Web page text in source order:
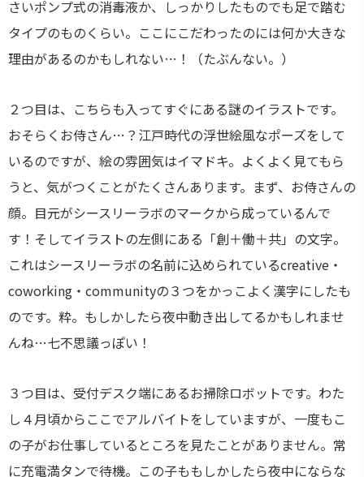
さいポンプ式の消毒液か、しっかりしたものでも足で踏む
タイプのものくらい。ここにこだわったのには何か大きな
理由があるのかもしれない…！（たぶんない。）
２つ目は、こちらも入ってすぐにある謎のイラストです。
おそらくお侍さん…？江戸時代の浮世絵風なポーズをして
いるのですが、絵の雰囲気はイマドキ。よくよく見てもら
うと、気がつくことがたくさんあります。まず、お侍さんの
顔。目元がシースリーラボのマークから成っているんで
す！そしてイラストの左側にある「創＋働＋共」の文字。
これはシースリーラボの名前に込められているcreative・
coworking・communityの３つをかっこよく漢字にしたも
のです。粋。もしかしたら夜中動き出してるかもしれませ
んね…七不思議っぽい！
３つ目は、受付デスク端にあるお掃除ロボットです。わた
し４月頃からここでアルバイトをしていますが、一度もこ
の子がお仕事しているところを見たことがありません。常
に充電満タンで待機。この子ももしかしたら夜中にならな